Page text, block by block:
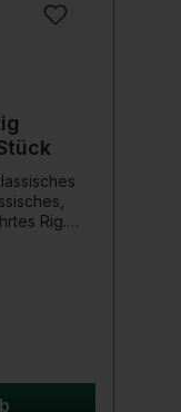
Rig.
um das